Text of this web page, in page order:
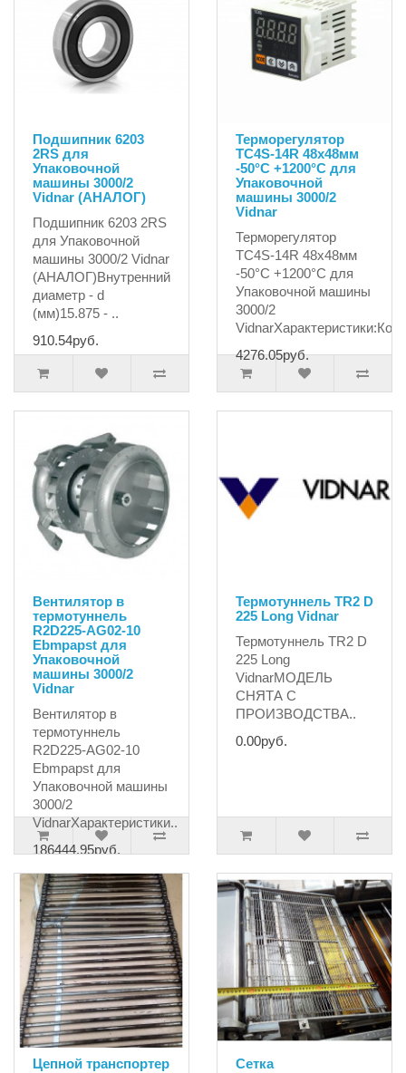
Подшипник 6203
2RS для
Упаковочной
машины 3000/2
Vidnar (АНАЛОГ)
Подшипник 6203 2RS
для Упаковочной
машины 3000/2 Vidnar
(АНАЛОГ)Внутренний
диаметр - d
(мм)15.875 - ..
910.54руб.
Терморегулятор
TC4S-14R 48х48мм
-50°С +1200°С для
Упаковочной
машины 3000/2
Vidnar
Терморегулятор
TC4S-14R 48х48мм
-50°С +1200°С для
Упаковочной машины
3000/2
VidnarХарактеристики:Кор..
4276.05руб.
Вентилятор в
термотуннель
R2D225-AG02-10
Ebmpapst для
Упаковочной
машины 3000/2
Vidnar
Вентилятор в
термотуннель
R2D225-AG02-10
Ebmpapst для
Упаковочной машины
3000/2
VidnarХарактеристики..
186444.95руб.
Термотуннель TR2 D
225 Long Vidnar
Термотуннель TR2 D
225 Long
VidnarМОДЕЛЬ
СНЯТА С
ПРОИЗВОДСТВА..
0.00руб.
Цепной транспортер
Сетка